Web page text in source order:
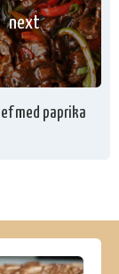
next
med paprika